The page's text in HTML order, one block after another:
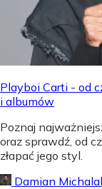
Playboi Carti - od
i albumów
Poznaj
oraz sprawdź, od
złapać jego styl.
Damian